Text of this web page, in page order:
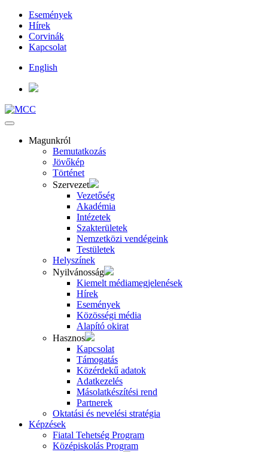
Események
Hírek
Corvinák
Kapcsolat
English
Magunkról
Bemutatkozás
Jövőkép
Történet
Szervezet
Vezetőség
Akadémia
Intézetek
Szakterületek
Nemzetközi vendégeink
Testületek
Helyszínek
Nyilvánosság
Kiemelt médiamegjelenések
Hírek
Események
Közösségi média
Alapító okirat
Hasznos
Kapcsolat
Támogatás
Közérdekű adatok
Adatkezelés
Másolatkészítési rend
Partnerek
Oktatási és nevelési stratégia
Képzések
Fiatal Tehetség Program
Középiskolás Program